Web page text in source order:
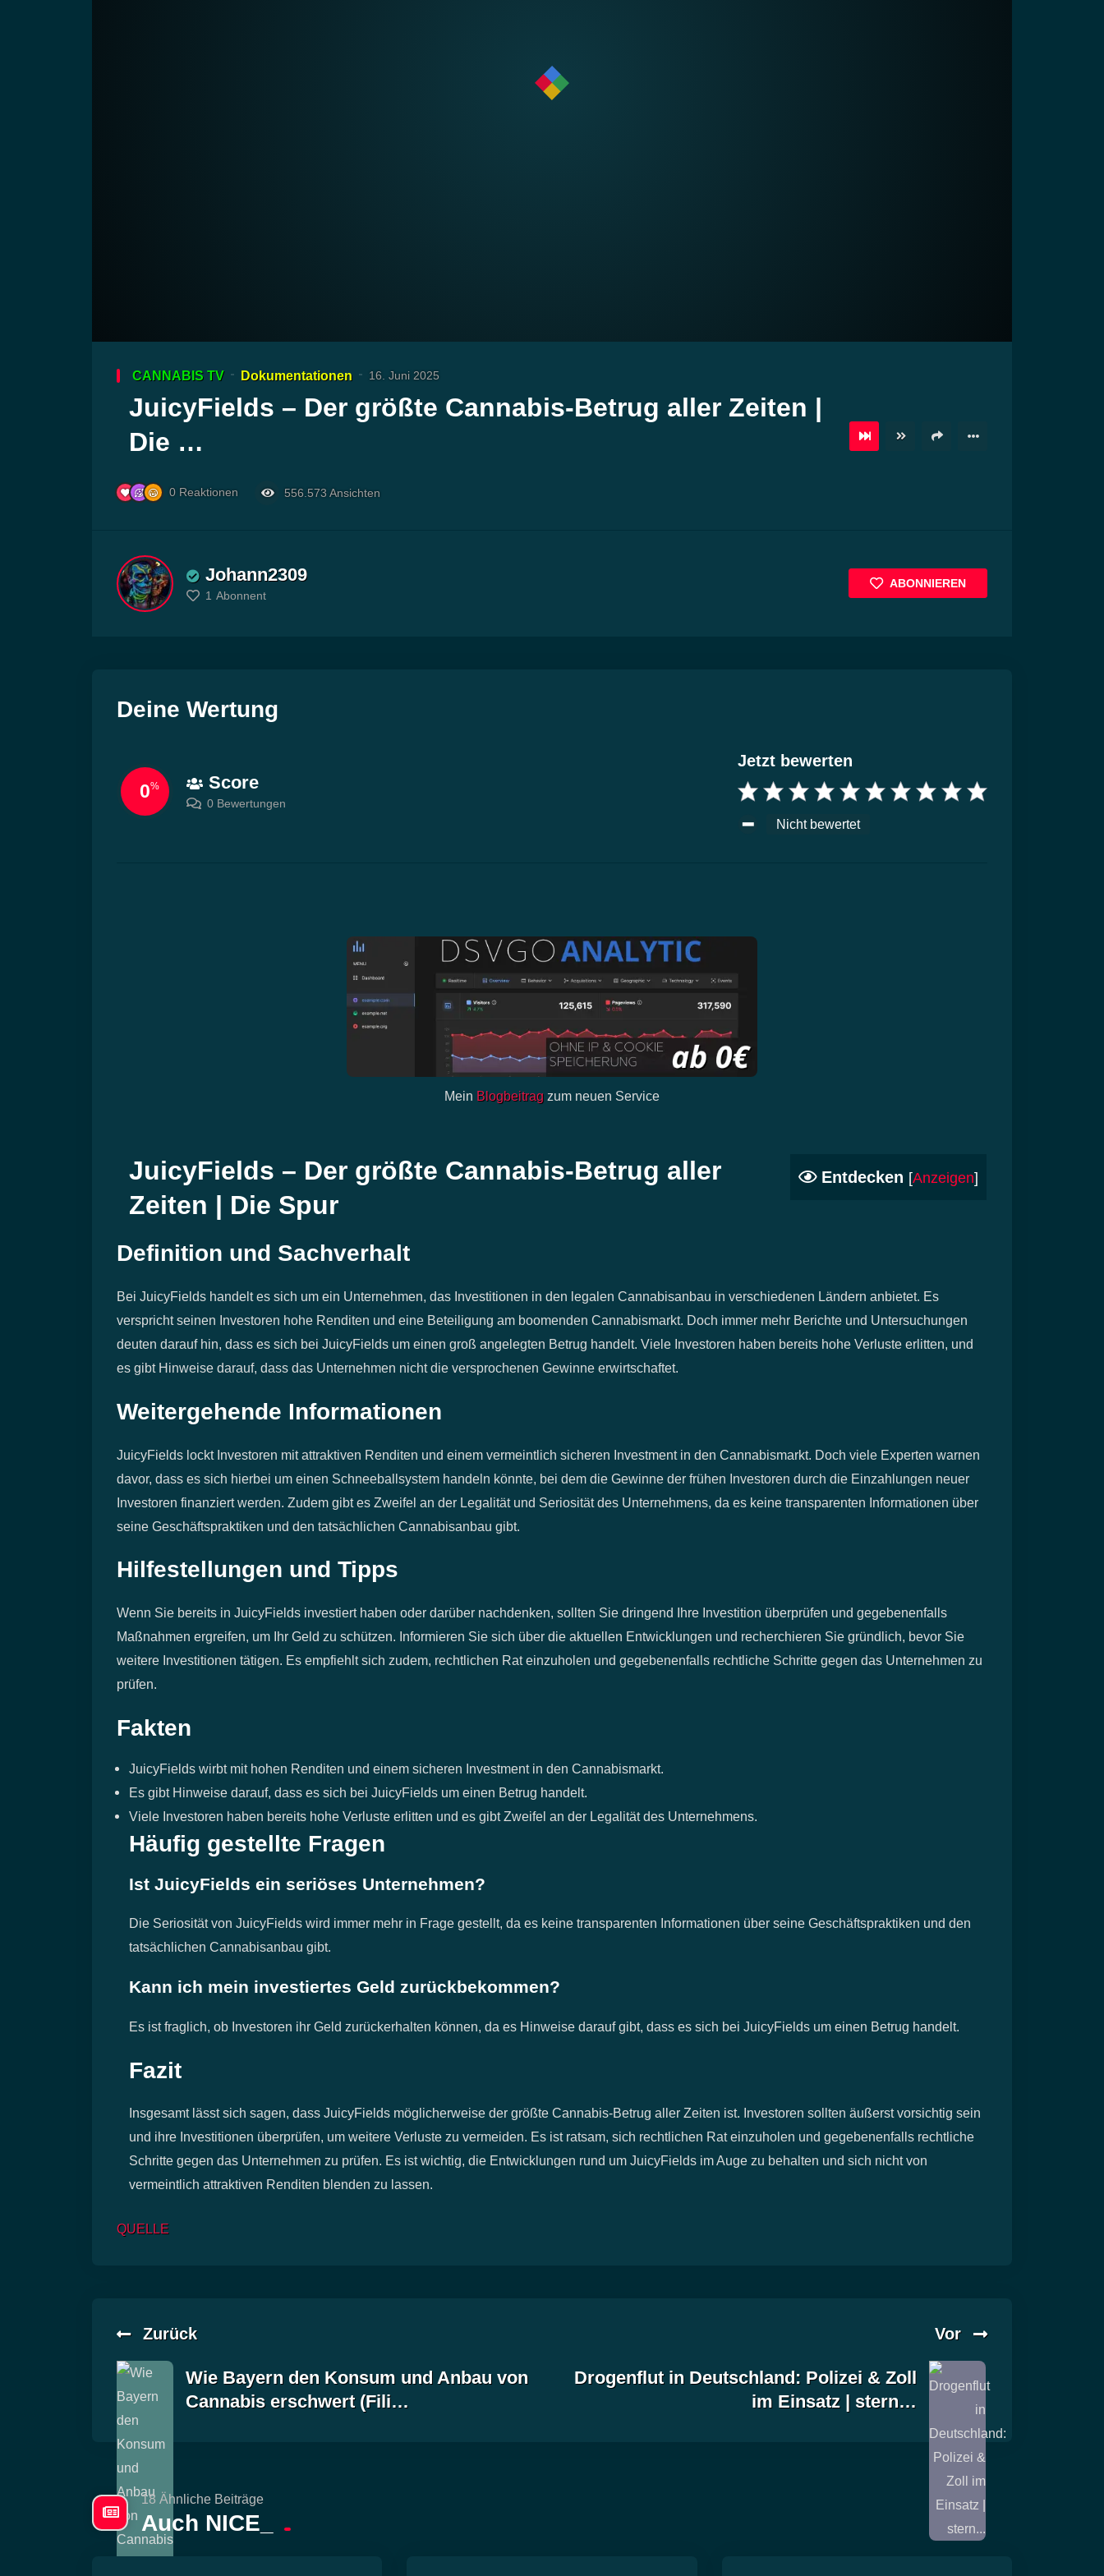
CANNABIS TV Dokumentationen 16. Juni 2025
JuicyFields – Der größte Cannabis-Betrug aller Zeiten |
Die …
0 Reaktionen 556.573 Ansichten
Johann2309
1 Abonnent
ABONNIEREN
Deine Wertung
0% Score
0 Bewertungen
Jetzt bewerten
Nicht bewertet
Mein Blogbeitrag zum neuen Service
Entdecken [Anzeigen]
JuicyFields – Der größte Cannabis-Betrug aller
Zeiten | Die Spur
Definition und Sachverhalt
Bei JuicyFields handelt es sich um ein Unternehmen, das Investitionen in den legalen Cannabisanbau in verschiedenen Ländern anbietet. Es
verspricht seinen Investoren hohe Renditen und eine Beteiligung am boomenden Cannabismarkt. Doch immer mehr Berichte und Untersuchungen
deuten darauf hin, dass es sich bei JuicyFields um einen groß angelegten Betrug handelt. Viele Investoren haben bereits hohe Verluste erlitten, und
es gibt Hinweise darauf, dass das Unternehmen nicht die versprochenen Gewinne erwirtschaftet.
Weitergehende Informationen
JuicyFields lockt Investoren mit attraktiven Renditen und einem vermeintlich sicheren Investment in den Cannabismarkt. Doch viele Experten warnen
davor, dass es sich hierbei um einen Schneeballsystem handeln könnte, bei dem die Gewinne der frühen Investoren durch die Einzahlungen neuer
Investoren finanziert werden. Zudem gibt es Zweifel an der Legalität und Seriosität des Unternehmens, da es keine transparenten Informationen über
seine Geschäftspraktiken und den tatsächlichen Cannabisanbau gibt.
Hilfestellungen und Tipps
Wenn Sie bereits in JuicyFields investiert haben oder darüber nachdenken, sollten Sie dringend Ihre Investition überprüfen und gegebenenfalls
Maßnahmen ergreifen, um Ihr Geld zu schützen. Informieren Sie sich über die aktuellen Entwicklungen und recherchieren Sie gründlich, bevor Sie
weitere Investitionen tätigen. Es empfiehlt sich zudem, rechtlichen Rat einzuholen und gegebenenfalls rechtliche Schritte gegen das Unternehmen zu
prüfen.
Fakten
JuicyFields wirbt mit hohen Renditen und einem sicheren Investment in den Cannabismarkt.
Es gibt Hinweise darauf, dass es sich bei JuicyFields um einen Betrug handelt.
Viele Investoren haben bereits hohe Verluste erlitten und es gibt Zweifel an der Legalität des Unternehmens.
Häufig gestellte Fragen
Ist JuicyFields ein seriöses Unternehmen?
Die Seriosität von JuicyFields wird immer mehr in Frage gestellt, da es keine transparenten Informationen über seine Geschäftspraktiken und den
tatsächlichen Cannabisanbau gibt.
Kann ich mein investiertes Geld zurückbekommen?
Es ist fraglich, ob Investoren ihr Geld zurückerhalten können, da es Hinweise darauf gibt, dass es sich bei JuicyFields um einen Betrug handelt.
Fazit
Insgesamt lässt sich sagen, dass JuicyFields möglicherweise der größte Cannabis-Betrug aller Zeiten ist. Investoren sollten äußerst vorsichtig sein
und ihre Investitionen überprüfen, um weitere Verluste zu vermeiden. Es ist ratsam, sich rechtlichen Rat einzuholen und gegebenenfalls rechtliche
Schritte gegen das Unternehmen zu prüfen. Es ist wichtig, die Entwicklungen rund um JuicyFields im Auge zu behalten und sich nicht von
vermeintlich attraktiven Renditen blenden zu lassen.
QUELLE
Zurück
Wie Bayern den Konsum und Anbau von
Cannabis erschwert (Fili…
Vor
Drogenflut in Deutschland: Polizei & Zoll
im Einsatz | stern…
18 Ähnliche Beiträge
Auch NICE_